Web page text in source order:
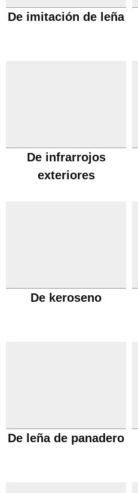
De imitación de leña
De infrarrojos
exteriores
De keroseno
De leña de panadero